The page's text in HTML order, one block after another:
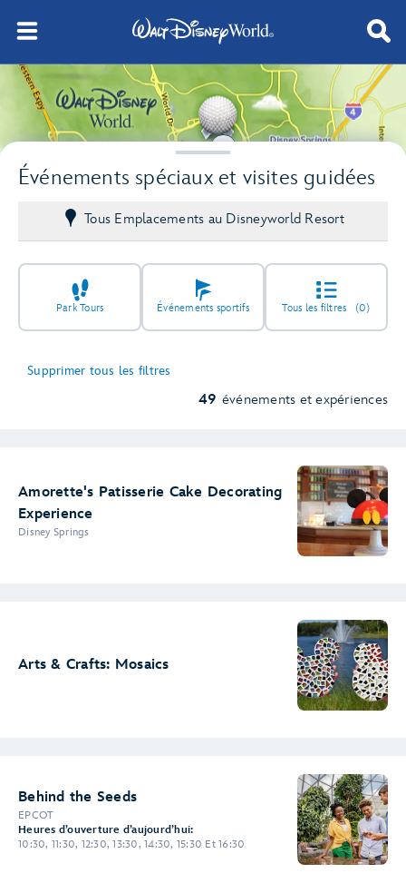
Événements spéciaux et visites guidées
Tous Emplacements au Disneyworld Resort
Park Tours Événements sportifs Tous les filtres (0)
Supprimer tous les filtres
49 événements et expériences
Amorette's Patisserie Cake Decorating
Experience
Disney Springs
Arts & Crafts: Mosaics
Behind the Seeds
EPCOT
Heures d’ouverture d’aujourd’hui:
10:30, 11:30, 12:30, 13:30, 14:30, 15:30 Et 16:30
9